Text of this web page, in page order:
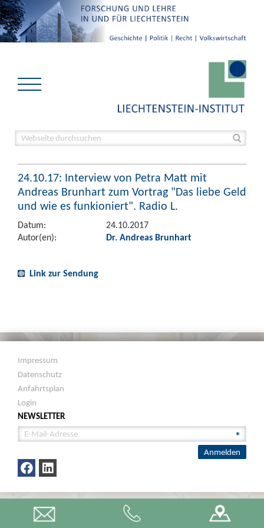
24.10.17: Interview von Petra Matt mit
Andreas Brunhart zum Vortrag "Das liebe Geld
und wie es funkioniert". Radio L.
Datum:
24.10.2017
Autor(en):
Dr. Andreas Brunhart
Link zur Sendung
Impressum
Datenschutz
Anfahrtsplan
Login
NEWSLETTER